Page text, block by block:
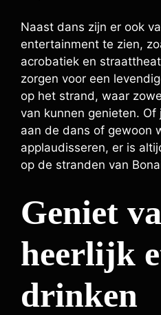
Naast dans zijn er ook
entertainment te zien,
acrobatiek en
zorgen voor een
op het strand, waar
van kunnen genieten.
aan de dans of gewoon
applaudisseren, er is
op de stranden van
Geniet
heerlijk
drinken